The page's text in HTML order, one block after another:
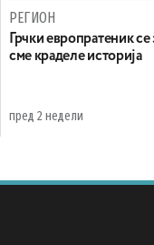
РЕГИОН
Грчки европратеник
сме краделе историја
пред 2 недели